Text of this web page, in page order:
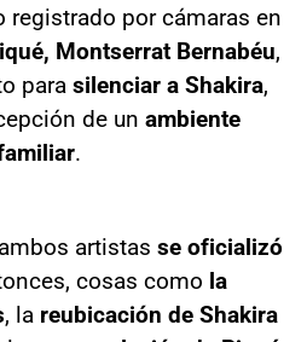
registrado por cámaras en
Montserrat Bernabéu,
para silenciar a Shakira,
de un ambiente
.
artistas se oficializó
cosas como la
, la reubicación de Shakira